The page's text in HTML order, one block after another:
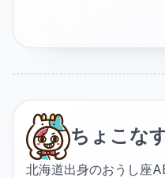
ちょこな
北海道出身のおうし座